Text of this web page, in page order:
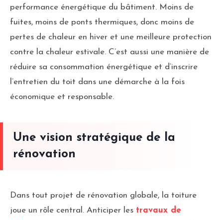
performance énergétique du bâtiment. Moins de
fuites, moins de ponts thermiques, donc moins de
pertes de chaleur en hiver et une meilleure protection
contre la chaleur estivale. C’est aussi une manière de
réduire sa consommation énergétique et d’inscrire
l’entretien du toit dans une démarche à la fois
économique et responsable.
Une vision stratégique de la
rénovation
Dans tout projet de rénovation globale, la toiture
joue un rôle central. Anticiper les travaux de